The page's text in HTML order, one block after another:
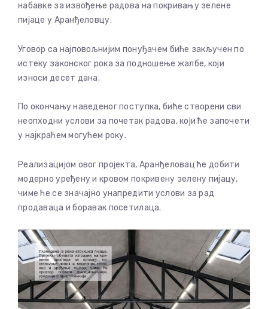
набавке за извођење радова на покривању зелене
пијаце у Аранђеловцу.
Уговор са најповољнијим понуђачем биће закључен по
истеку законског рока за подношење жалбе, који
износи десет дана.
По окончању наведеног поступка, биће створени сви
неопходни услови за почетак радова, који ће започети
у најкраћем могућем року.
Реализацијом овог пројекта, Аранђеловац ће добити
модерно уређену и кровом покривену зелену пијацу,
чиме ће се значајно унапредити услови за рад
продаваца и боравак посетилаца.